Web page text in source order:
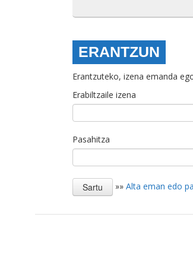
ERANTZUN
Erantzuteko, izena emanda
Erabiltzaile izena
Pasahitza
»» Alta eman edo